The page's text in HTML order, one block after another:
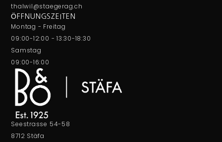
thalwil@staegerag.ch
ÖFFNUNGSZEITEN
Montag - Freitag
09:00-12:00 - 13:30-18:30
Samstag
09:00-16:00
Seestrasse 54-58
8712 Stäfa